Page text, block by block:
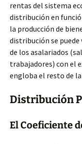
rentas del sistema
distribución en
la producción de
distribución se
de los asalariados
trabajadores) con el
engloba el resto de
Distribución
El Coeficiente